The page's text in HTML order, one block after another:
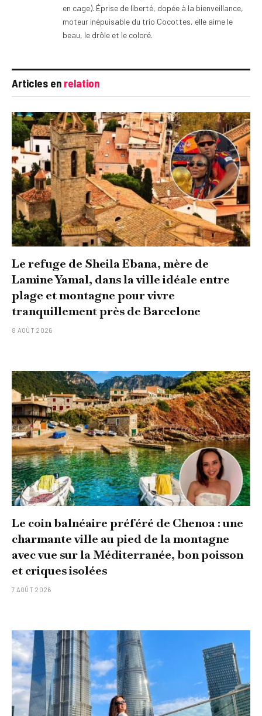
en cage). Éprise de liberté, dopée à la bienveillance,
moteur inépuisable du trio Cocottes, elle aime le
beau, le drôle et le coloré.
Articles en relation
Le refuge de Sheila Ebana, mère de
Lamine Yamal, dans la ville idéale entre
plage et montagne pour vivre
tranquillement près de Barcelone
8 AOÛT 2026
Le coin balnéaire préféré de Chenoa : une
charmante ville au pied de la montagne
avec vue sur la Méditerranée, bon poisson
et criques isolées
7 AOÛT 2026